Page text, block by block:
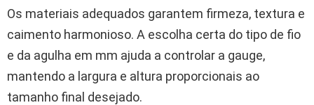
Os materiais adequados garantem firmeza, textura e
caimento harmonioso. A escolha certa do tipo de fio
e da agulha em mm ajuda a controlar a gauge,
mantendo a largura e altura proporcionais ao
tamanho final desejado.